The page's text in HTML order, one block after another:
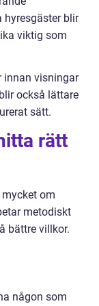
blir
viktig som
innan visningar
också lättare
sätt.
rätt
om
metodiskt
bättre villkor.
någon som